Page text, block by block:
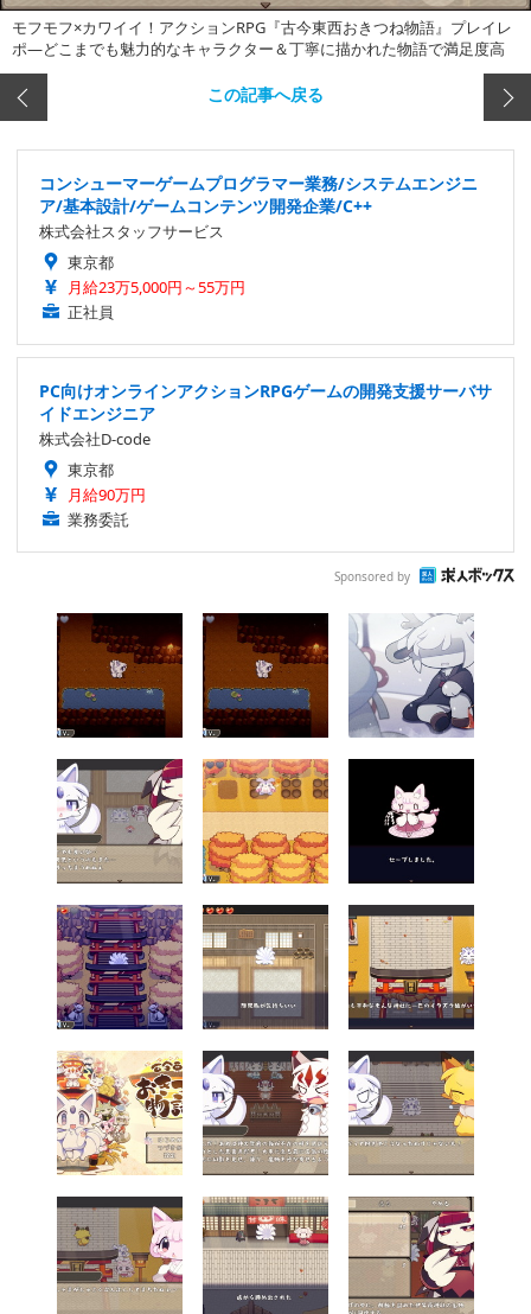
モフモフ×カワイイ！アクションRPG『古今東西おきつね物語』プレイレ
ポ―どこまでも魅力的なキャラクター＆丁寧に描かれた物語で満足度高
この記事へ戻る
コンシューマーゲームプログラマー業務/システムエンジニ
ア/基本設計/ゲームコンテンツ開発企業/C++
株式会社スタッフサービス
東京都
月給23万5,000円～55万円
正社員
PC向けオンラインアクションRPGゲームの開発支援サーバサ
イドエンジニア
株式会社D-code
東京都
月給90万円
業務委託
Sponsored by